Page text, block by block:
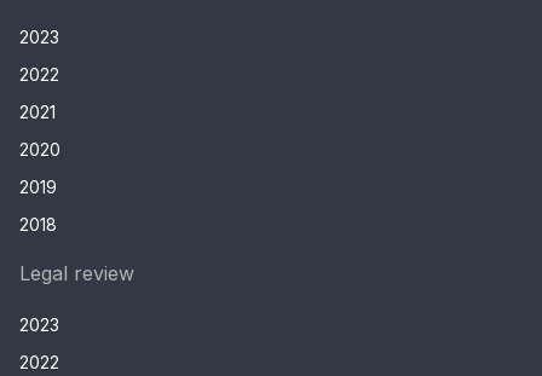
2023
2022
2021
2020
2019
2018
Legal review
2023
2022